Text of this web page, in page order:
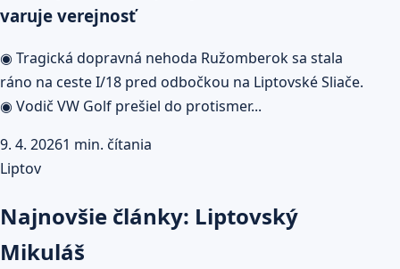
varuje verejnosť
◉ Tragická dopravná nehoda Ružomberok sa stala
ráno na ceste I/18 pred odbočkou na Liptovské Sliače.
◉ Vodič VW Golf prešiel do protismer...
9. 4. 20261 min. čítania
Liptov
Najnovšie články: Liptovský
Mikuláš